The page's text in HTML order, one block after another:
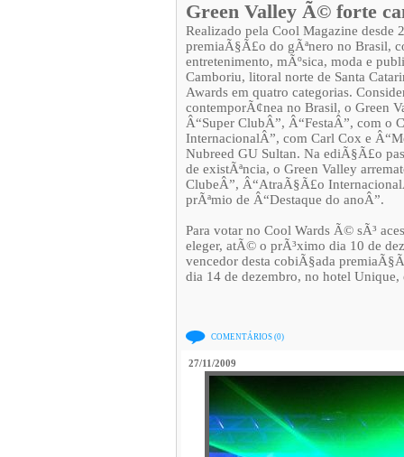
Green Valley Ã© forte
Realizado pela Cool Magazine
premiaÃ§Ã£o do gÃªnero no Brasil,
entretenimento, mÃºsica, moda e
Camboriu, litoral norte de Santa
Awards em quatro categorias.
contemporÃ¢nea no Brasil, o Green
Â“Super ClubÂ”, Â“FestaÂ”, com o
InternacionalÂ”, com Carl Cox e
Nubreed GU Sultan. Na ediÃ§Ã£o
de existÃªncia, o Green Valley
ClubeÂ”, Â“AtraÃ§Ã£o
prÃªmio de Â“Destaque do anoÂ”.
Para votar no Cool Wards Ã© sÃ³
eleger, atÃ© o prÃ³ximo dia 10 de
vencedor desta cobiÃ§ada
dia 14 de dezembro, no hotel Unique,
COMENTÁRIOS (0)
27/11/2009